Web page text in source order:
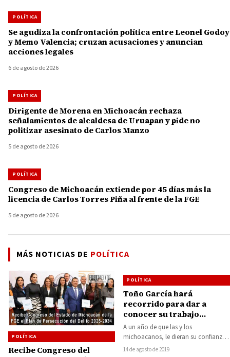
POLÍTICA
Se agudiza la confrontación política entre Leonel Godoy
y Memo Valencia; cruzan acusaciones y anuncian
acciones legales
6 de agosto de 2026
POLÍTICA
Dirigente de Morena en Michoacán rechaza
señalamientos de alcaldesa de Uruapan y pide no
politizar asesinato de Carlos Manzo
5 de agosto de 2026
POLÍTICA
Congreso de Michoacán extiende por 45 días más la
licencia de Carlos Torres Piña al frente de la FGE
5 de agosto de 2026
MÁS NOTICIAS DE POLÍTICA
POLÍTICA
Recibe Congreso del
POLÍTICA
Toño García hará
recorrido para dar a
conocer su trabajo
legislativo
A un año de que las y los
michoacanos, le dieran su confianza,
el Senador de la República,…
14 de agosto de 2019